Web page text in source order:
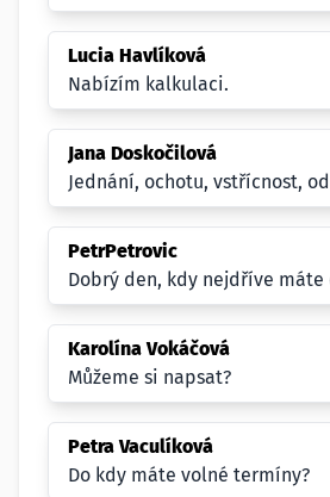
Lucia Havlíková
Nabízím kalkulaci.
Jana Doskočilová
Jednání, ochotu, vstřícnost,
PetrPetrovic
Dobrý den, kdy nejdříve máte
Karolína Vokáčová
Můžeme si napsat?
Petra Vaculíková
Do kdy máte volné termíny?